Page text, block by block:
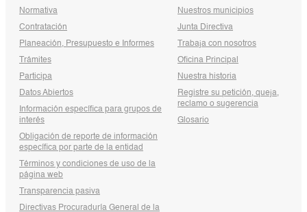
Normativa
Contratación
Planeación, Presupuesto e Informes
Trámites
Participa
Datos Abiertos
Información específica para grupos de
interés
Obligación de reporte de información
específica por parte de la entidad
Términos y condiciones de uso de la
página web
Transparencia pasiva
Directivas Procuraduría General de la
Nuestros municipios
Junta Directiva
Trabaja con nosotros
Oficina Principal
Nuestra historia
Registre su petición, queja,
reclamo o sugerencia
Glosario